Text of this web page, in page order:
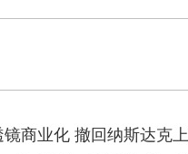
商业化 撤回纳斯达克